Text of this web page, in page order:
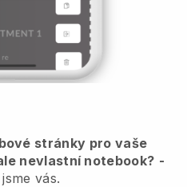
stránky pro vaše
nevlastní notebook? -
vás.